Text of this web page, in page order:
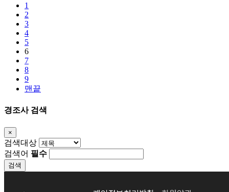
1
2
3
4
5
6
7
8
9
맨끝
경조사 검색
×
Close
검색대상
검색어 필수
검색